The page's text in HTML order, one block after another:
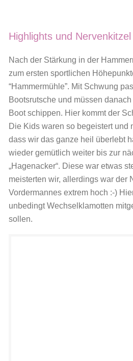
Highlights und Nervenkitzel
Nach der Stärkung in der
zum ersten sportlichen
“Hammermühle”. Mit Schwung
Bootsrutsche und müssen
Boot schippen. Hier kommt der
Die Kids waren so begeistert und
dass wir das ganze heil überlebt
wieder gemütlich weiter bis zur
„Hagenacker“. Diese war etwas
meisterten wir, allerdings war der
Vordermannes extrem hoch :-)
unbedingt Wechselklamotten
sollen.